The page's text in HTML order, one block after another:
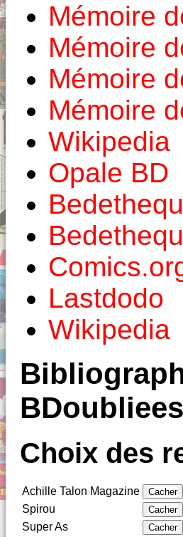
Mémoire
Mémoire
Mémoire
Mémoire
Wikipedia
Opale BD
Lastdodo
Wikipedia
BDoubliees
Choix des
Achille Talon Magazine Cacher
Spirou Cacher
Super As Cacher